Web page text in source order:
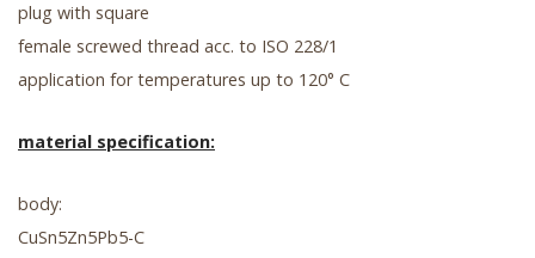
plug with square
female screwed thread acc. to ISO 228/1
application for temperatures up to 120° C
material specification:
body:
CuSn5Zn5Pb5-C